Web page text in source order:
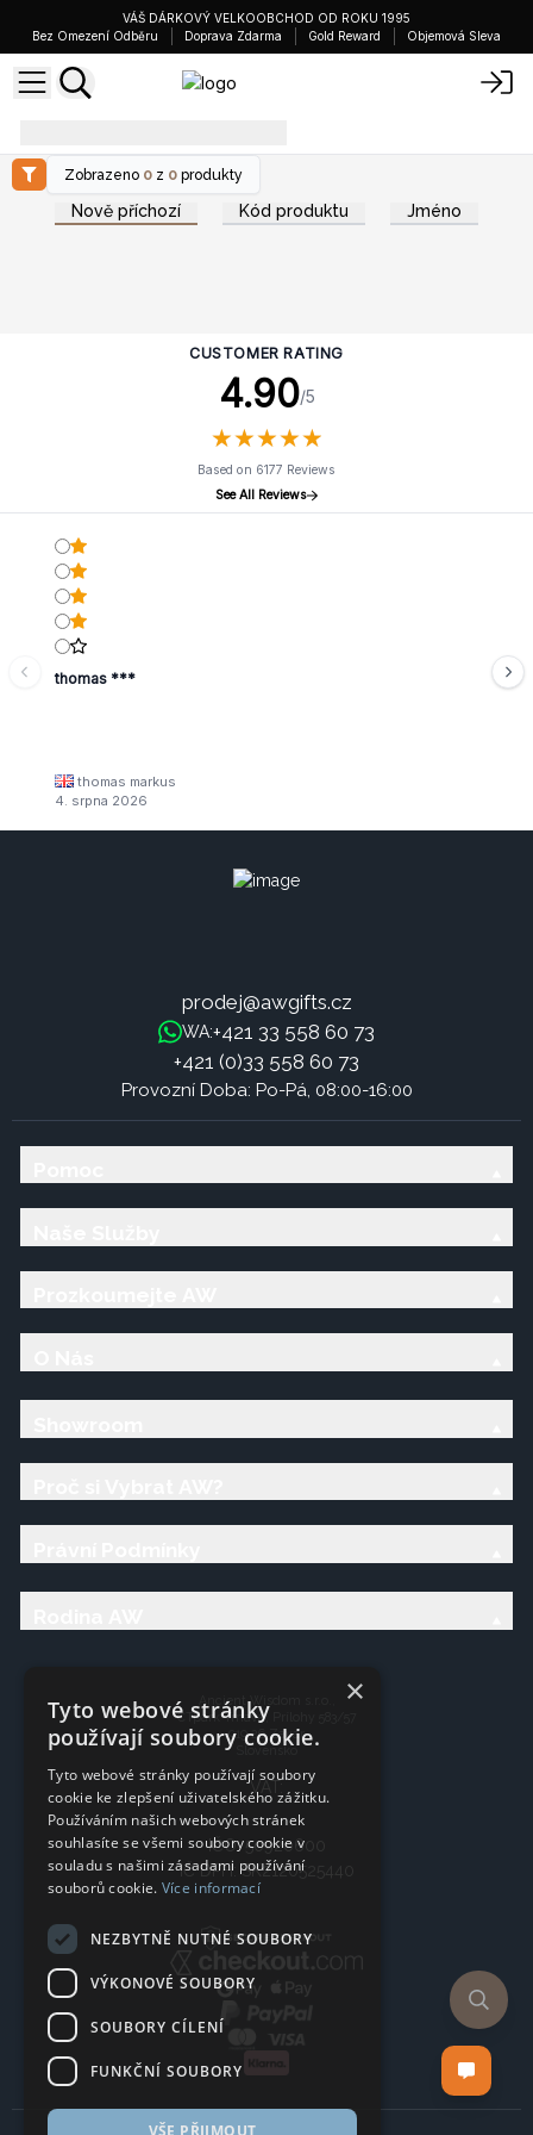
VÁŠ DÁRKOVÝ VELKOOBCHOD OD ROKU 1995
Bez Omezení Odběru
Doprava Zdarma Gold Reward Objemová Sleva
Zobrazeno 0 z 0 produkty
Nově příchozí Kód produktu Jméno
CUSTOMER RATING
4.90/5
★★★★★
★★★★★
Based on 6177 Reviews
See All Reviews
thomas ***
thomas markus
4. srpna 2026
prodej@awgifts.cz
WA:+421 33 558 60 73
+421 (0)33 558 60 73
Provozní Doba: Po-Pá, 08:00-16:00
Ancient Wisdom s.r.o.,
CTpark Trnava, Prílohy 583/57
919 26 Zavar
VAT:
IČO: 50920600
IČ DPH: SK2120525440
×
Tyto webové stránky
používají soubory cookie.
Tyto webové stránky používají soubory
cookie ke zlepšení uživatelského zážitku.
Používáním našich webových stránek
souhlasíte se všemi soubory cookie v
souladu s našimi zásadami používání
souborů cookie. Více informací
NEZBYTNĚ NUTNÉ SOUBORY
VÝKONOVÉ SOUBORY
SOUBORY CÍLENÍ
FUNKČNÍ SOUBORY
VŠE PŘIJMOUT